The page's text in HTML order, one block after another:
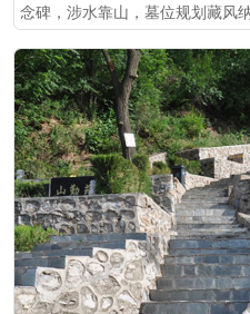
念碑，涉水靠山，墓位规划藏风